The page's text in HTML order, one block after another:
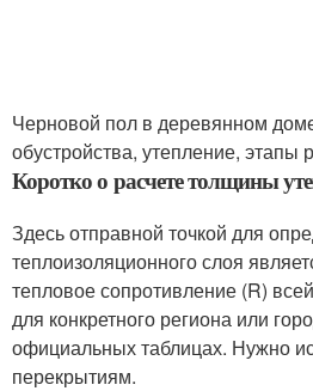
Черновой пол в деревянном
обустройства, утепление, этапы
Коротко о расчете толщины
Здесь отправной точкой для
теплоизоляционного слоя
тепловое сопротивление (R)
для конкретного региона или
официальных таблицах. Нужно
перекрытиям.